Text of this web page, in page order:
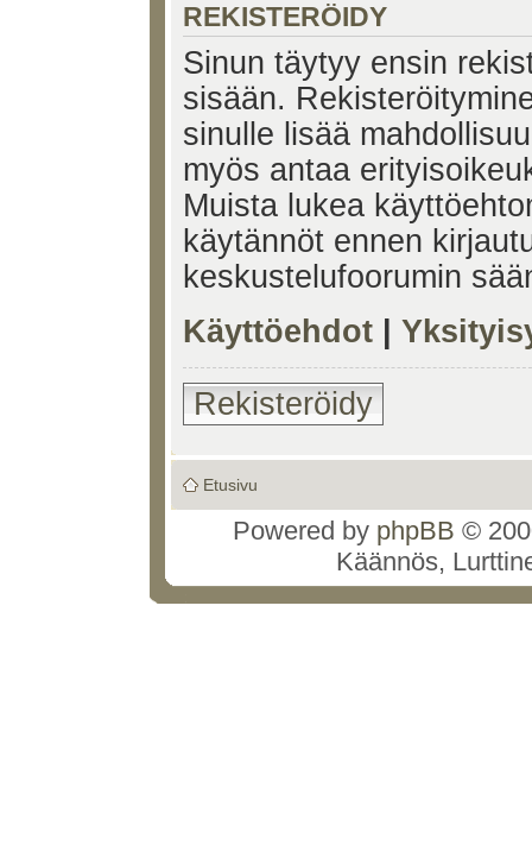
REKISTERÖIDY
Sinun täytyy ensin
sisään.
sinulle lisää
myös antaa
Muista lukea
käytännöt ennen
keskustelufoorumin
Käyttöehdot
Rekisteröidy
Etusivu
Powered by phpBB ©
Käännös,